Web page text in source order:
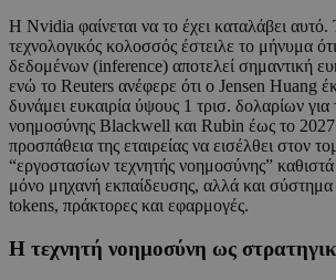
Η Nvidia φαίνεται να το έχει καταλάβει
τεχνολογικός κολοσσός έστειλε το μήνυμα
δεδομένων (inference) αποτελεί σημαντική
ενώ το Reuters ανέφερε ότι ο Jensen Huang
δυνάμει ευκαιρία ύψους 1 τρισ. δολαρίων για
νοημοσύνης Blackwell και Rubin έως το
προσπάθεια της εταιρείας να εισέλθει στον
“εργοστασίων τεχνητής νοημοσύνης”
μόνο μηχανή εκπαίδευσης, αλλά και
tokens, πράκτορες και εφαρμογές.
Η τεχνητή νοημοσύνη ως